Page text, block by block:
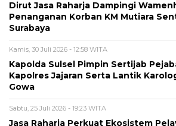
Dirut Jasa Raharja Dampingi
Penanganan Korban KM Mutiara
Surabaya
Kamis, 30 Juli 2026 - 12:58 WITA
Kapolda Sulsel Pimpin Sertijab
Kapolres Jajaran Serta Lantik
Gowa
Sabtu, 25 Juli 2026 - 19:23 WITA
Jasa Raharja Perkuat Ekosistem